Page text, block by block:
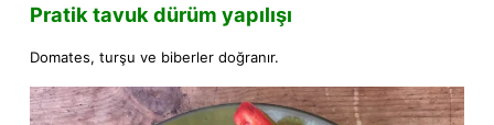
Pratik tavuk dürüm yapılışı
Domates, turşu ve biberler doğranır.